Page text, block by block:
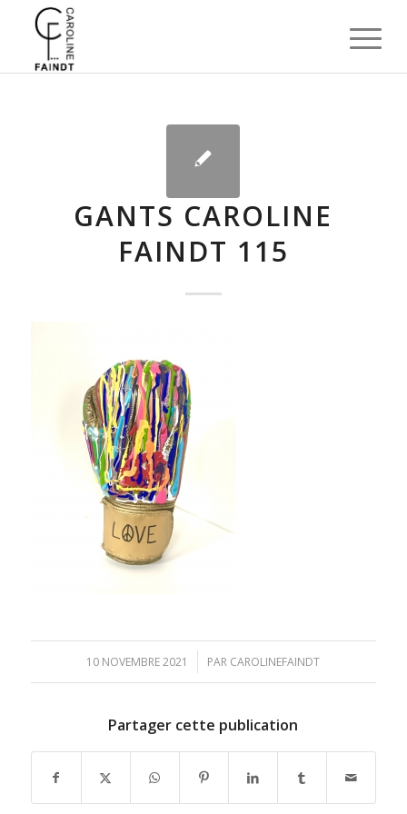
GANTS CAROLINE
FAINDT 115
10 NOVEMBRE 2021
/ PAR CAROLINEFAINDT
Partager cette publication